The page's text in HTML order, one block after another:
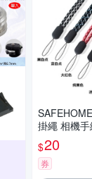
掛繩 相機
移動電源
(恕不接受指
26
$20
券